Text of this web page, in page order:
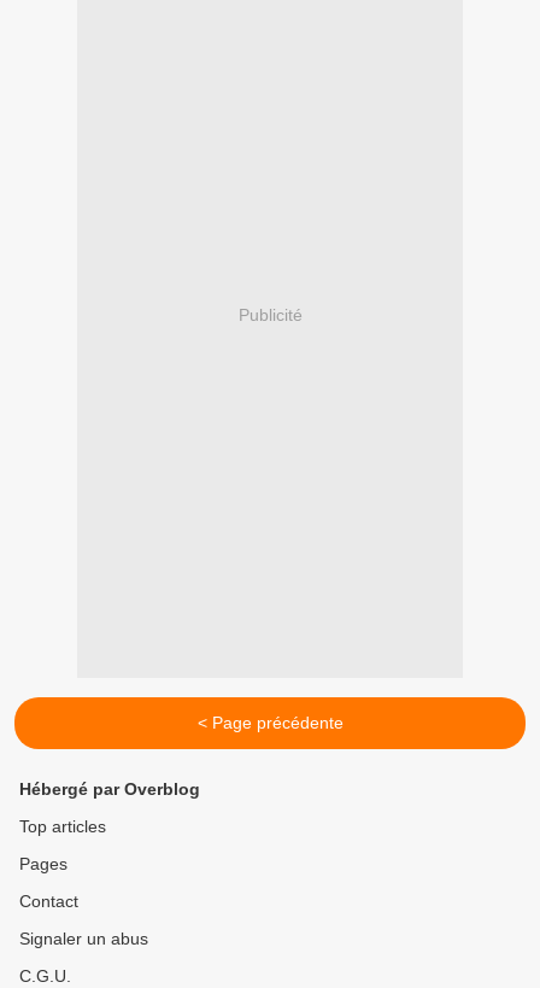
Publicité
< Page précédente
Hébergé par Overblog
Top articles
Pages
Contact
Signaler un abus
C.G.U.